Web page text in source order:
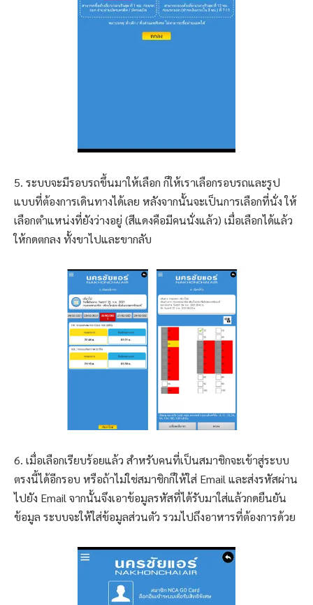
5. ระบบจะมีรอบรถขึ้นมาให้เลือก ก็ให้เราเลือกรอบรถและรูป
แบบที่ต้องการเดินทางได้เลย หลังจากนั้นจะเป็นการเลือกที่นั่ง ให้
เลือกตำแหน่งที่ยังว่างอยู่ (สีแดงคือมีคนนั่งแล้ว) เมื่อเลือกได้แล้ว
ให้กดตกลง ทั้งขาไปและขากลับ
6. เมื่อเลือกเรียบร้อยแล้ว สำหรับคนที่เป็นสมาชิกจะเข้าสู่ระบบ
ตรงนี้ได้อีกรอบ หรือถ้าไม่ใช่สมาชิกก็ให้ใส่ Email และส่งรหัสผ่าน
ไปยัง Email จากนั้นจึงเอาข้อมูลรหัสที่ได้รับมาใส่แล้วกดยืนยัน
ข้อมูล ระบบจะให้ใส่ข้อมูลส่วนตัว รวมไปถึงอาหารที่ต้องการด้วย